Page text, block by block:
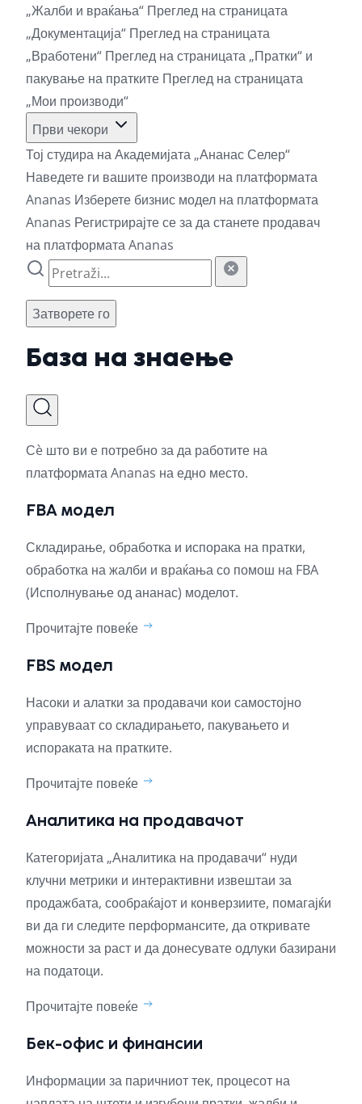
„Жалби и враќања“ Преглед на страницата
„Документација“ Преглед на страницата
„Вработени“ Преглед на страницата „Пратки“ и
пакување на пратките Преглед на страницата
„Мои производи“
Први чекори
Тој студира на Академијата „Ананас Селер“
Наведете ги вашите производи на платформата
Ananas Изберете бизнис модел на платформата
Ananas Регистрирајте се за да станете продавач
на платформата Ananas
Затворете го
База на знаење
Сè што ви е потребно за да работите на
платформата Ananas на едно место.
FBA модел
Складирање, обработка и испорака на пратки,
обработка на жалби и враќања со помош на FBA
(Исполнување од ананас) моделот.
Прочитајте повеќе
FBS модел
Насоки и алатки за продавачи кои самостојно
управуваат со складирањето, пакувањето и
испораката на пратките.
Прочитајте повеќе
Аналитика на продавачот
Категоријата „Аналитика на продавачи“ нуди
клучни метрики и интерактивни извештаи за
продажбата, сообраќајот и конверзиите, помагајќи
ви да ги следите перформансите, да откривате
можности за раст и да донесувате одлуки базирани
на податоци.
Прочитајте повеќе
Бек-офис и финансии
Информации за паричниот тек, процесот на